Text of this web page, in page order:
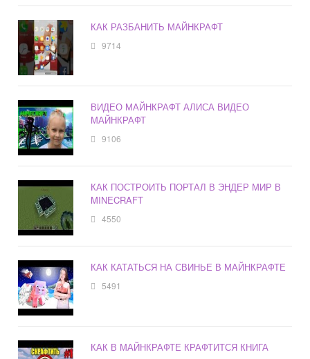
КАК РАЗБАНИТЬ МАЙНКРАФТ
9714
ВИДЕО МАЙНКРАФТ АЛИСА ВИДЕО
МАЙНКРАФТ
9106
КАК ПОСТРОИТЬ ПОРТАЛ В ЭНДЕР МИР В
MINECRAFT
4550
КАК КАТАТЬСЯ НА СВИНЬЕ В МАЙНКРАФТЕ
5491
КАК В МАЙНКРАФТЕ КРАФТИТСЯ КНИГА